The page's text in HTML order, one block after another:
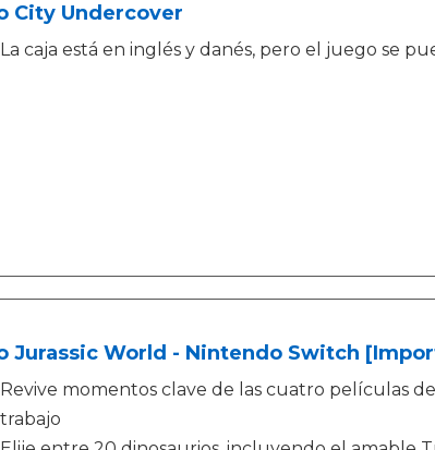
City Undercover
La caja está en inglés y danés, pero el juego se
Jurassic World - Nintendo Switch
Revive momentos clave de las cuatro películas
trabajo